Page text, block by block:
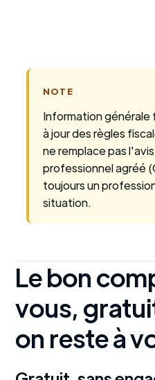
NOTE
Information
à jour des règles
ne remplace pas
professionnel agréé
toujours un
situation.
Le bon
vous,
on reste à